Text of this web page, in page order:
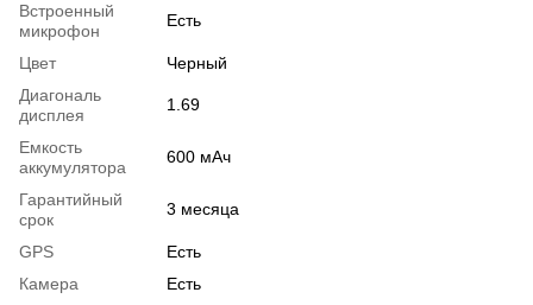
Встроенный
микрофон
Есть
Цвет
Черный
Диагональ
дисплея
1.69
Емкость
аккумулятора
600 мАч
Гарантийный
срок
3 месяца
GPS
Есть
Камера
Есть